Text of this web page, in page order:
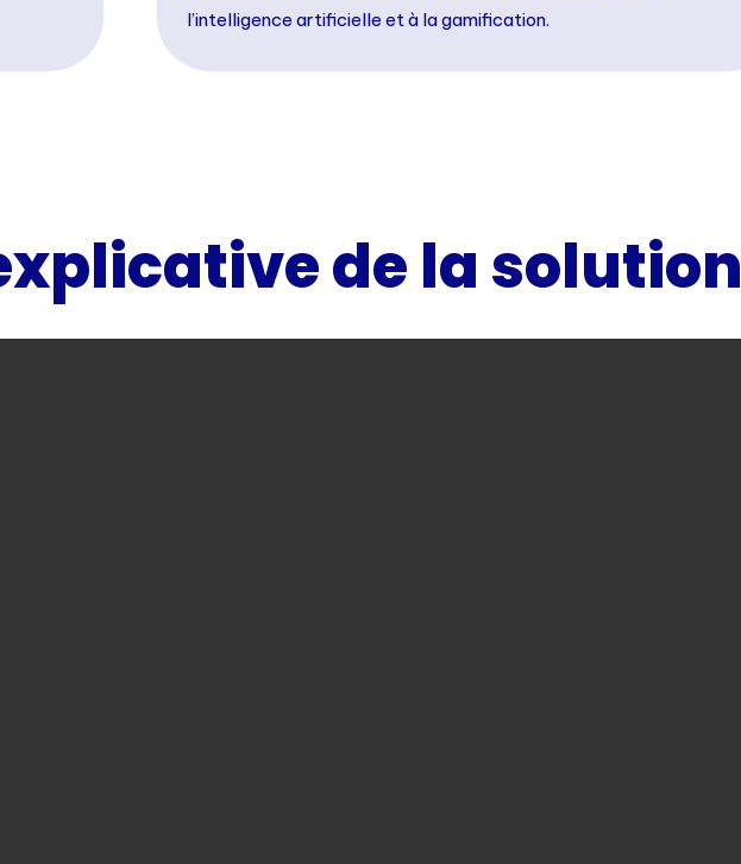
l’intelligence artificielle et à la gamification.
de la solution